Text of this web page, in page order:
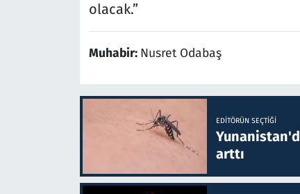
olacak.”
Muhabir: Nusret Odabaş
EDITÖRÜN SEÇTIĞI
arttı